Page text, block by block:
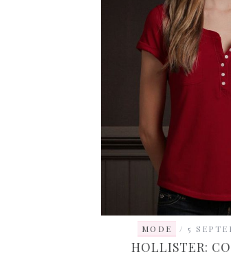
MODE 5
HOLLISTER: